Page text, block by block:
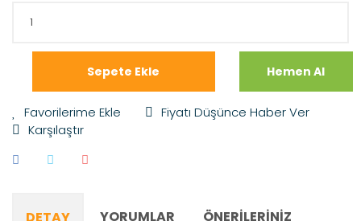
Sepete Ekle Hemen Al
Fiyatı Düşünce Haber Ver
Karşılaştır
YORUMLAR ÖNERILERINIZ